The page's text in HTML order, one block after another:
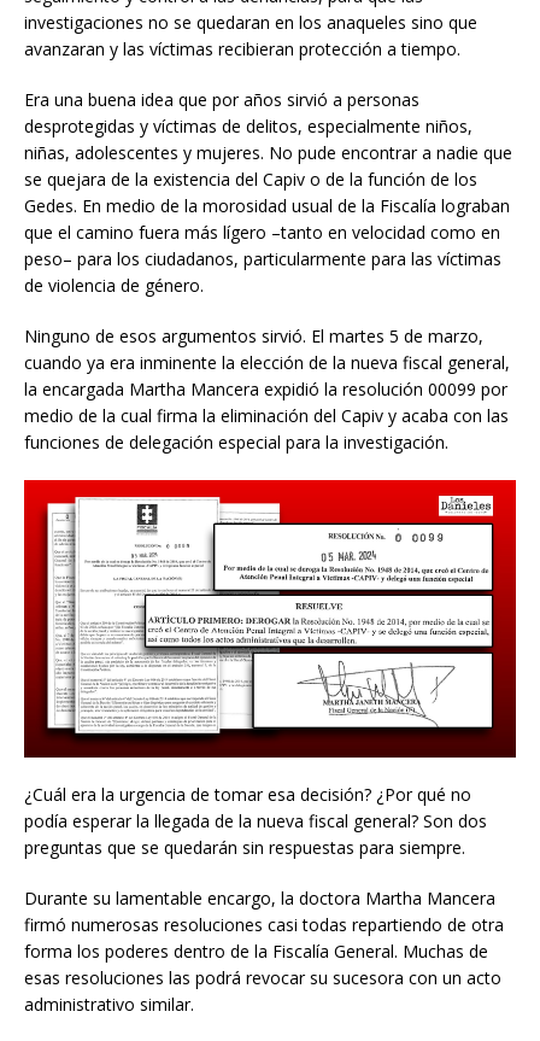
investigaciones no se quedaran en los anaqueles sino que
avanzaran y las víctimas recibieran protección a tiempo.
Era una buena idea que por años sirvió a personas
desprotegidas y víctimas de delitos, especialmente niños,
niñas, adolescentes y mujeres. No pude encontrar a nadie que
se quejara de la existencia del Capiv o de la función de los
Gedes. En medio de la morosidad usual de la Fiscalía lograban
que el camino fuera más lígero –tanto en velocidad como en
peso– para los ciudadanos, particularmente para las víctimas
de violencia de género.
Ninguno de esos argumentos sirvió. El martes 5 de marzo,
cuando ya era inminente la elección de la nueva fiscal general,
la encargada Martha Mancera expidió la resolución 00099 por
medio de la cual firma la eliminación del Capiv y acaba con las
funciones de delegación especial para la investigación.
¿Cuál era la urgencia de tomar esa decisión? ¿Por qué no
podía esperar la llegada de la nueva fiscal general? Son dos
preguntas que se quedarán sin respuestas para siempre.
Durante su lamentable encargo, la doctora Martha Mancera
firmó numerosas resoluciones casi todas repartiendo de otra
forma los poderes dentro de la Fiscalía General. Muchas de
esas resoluciones las podrá revocar su sucesora con un acto
administrativo similar.